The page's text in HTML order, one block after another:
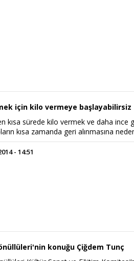
için kilo vermeye başlayabilirsiz
kısa sürede kilo vermek ve daha ince
kısa zamanda geri alınmasına
- 14:51
konuğu Çiğdem Tunç